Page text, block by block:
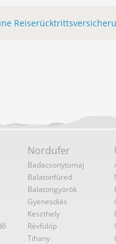
Nordufer
Badacsonytomaj
Balatonfüred
Balatongyörök
Gyenesdiás
Keszthely
Révfülöp
Tihany